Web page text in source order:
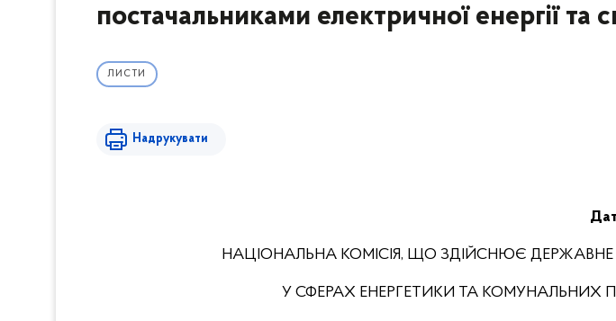
постачальниками електричної енергії та
ЛИСТИ
Надрукувати
НАЦІОНАЛЬНА КОМІСІЯ, ЩО ЗДІЙСНЮЄ
У СФЕРАХ ЕНЕРГЕТИКИ ТА КОМУНАЛЬНИХ